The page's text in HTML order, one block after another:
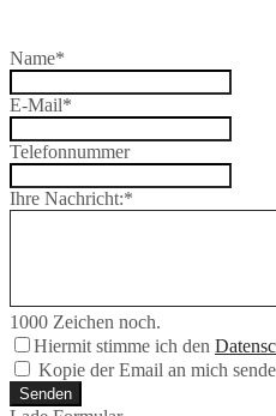
Name*
E-Mail*
Telefonnummer
Ihre Nachricht:*
1000 Zeichen noch.
Hiermit stimme ich den
Kopie der Email an mich
Senden